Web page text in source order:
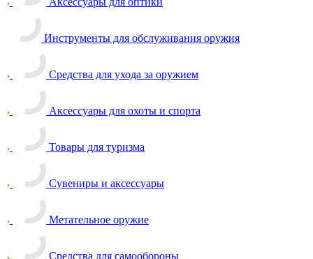
Инструменты для обслуживания оружия
Средства для ухода за оружием
Аксессуары для охоты и спорта
Товары для туризма
Сувениры и аксессуары
Метательное оружие
Средства для самообороны